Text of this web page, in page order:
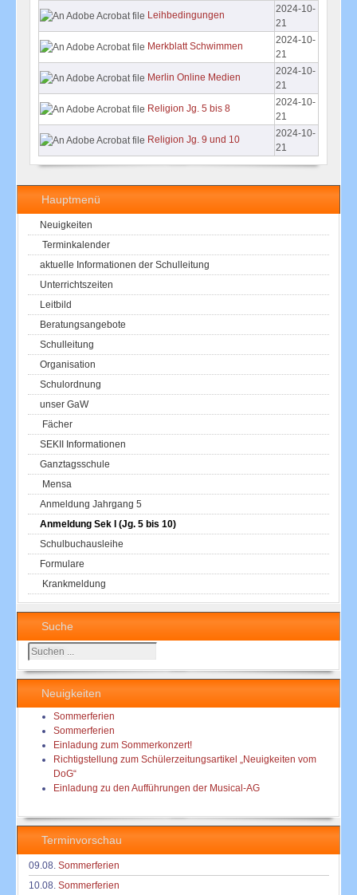
Hauptmenü
Neuigkeiten
Terminkalender
aktuelle Informationen der Schulleitung
Unterrichtszeiten
Leitbild
Beratungsangebote
Schulleitung
Organisation
Schulordnung
unser GaW
Fächer
SEKII Informationen
Ganztagsschule
Mensa
Anmeldung Jahrgang 5
Anmeldung Sek I (Jg. 5 bis 10)
Schulbuchausleihe
Formulare
Krankmeldung
Suche
Suchen
...
Neuigkeiten
Sommerferien
Sommerferien
Einladung zum Sommerkonzert!
Richtigstellung zum Schülerzeitungsartikel „Neuigkeiten vom
DoG“
Einladung zu den Aufführungen der Musical-AG
Terminvorschau
09.08. Sommerferien
10.08. Sommerferien
Leihbedingungen
2024-10-
21
Merkblatt Schwimmen
2024-10-
21
Merlin Online Medien
2024-10-
21
Religion Jg. 5 bis 8
2024-10-
21
Religion Jg. 9 und 10
2024-10-
21